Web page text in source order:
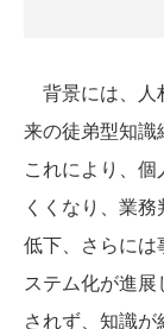
背景には、人
来の徒弟型知識
これにより、
くくなり、業
低下、さらに
ステム化が進
されず、知識